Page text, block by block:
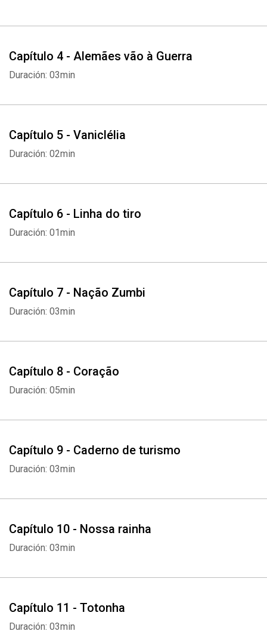
Capítulo 4 - Alemães vão à Guerra
Duración: 03min
Capítulo 5 - Vaniclélia
Duración: 02min
Capítulo 6 - Linha do tiro
Duración: 01min
Capítulo 7 - Nação Zumbi
Duración: 03min
Capítulo 8 - Coração
Duración: 05min
Capítulo 9 - Caderno de turismo
Duración: 03min
Capítulo 10 - Nossa rainha
Duración: 03min
Capítulo 11 - Totonha
Duración: 03min